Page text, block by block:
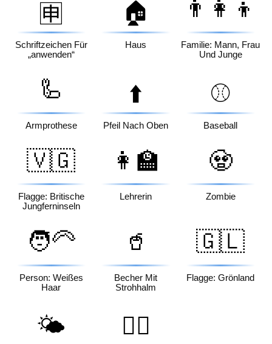
🈸
Schriftzeichen Für
„anwenden“
🏠
Haus
👨‍👩‍👦
Familie: Mann, Frau
Und Junge
🦾
Armprothese
⬆️
Pfeil Nach Oben
⚾
Baseball
🇻🇬
Flagge: Britische
Jungferninseln
👩‍🏫
Lehrerin
🧟
Zombie
🧑‍🦳
Person: Weißes
Haar
🥤
Becher Mit
Strohhalm
🇬🇱
Flagge: Grönland
🌤️ 🙆‍♀️